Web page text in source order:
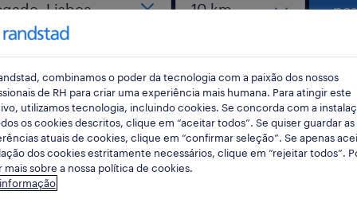
Lisboa encontradas para ti
combinamos o poder da tecnologia com a paixão dos nossos
de RH para criar uma experiência mais humana. Para atingir este
utilizamos tecnologia, incluindo cookies. Se concorda com a
os cookies descritos, clique em “aceitar todos”. Se quiser guardar as
atuais de cookies, clique em “confirmar seleção”. Se apenas
dos cookies estritamente necessários, clique em “rejeitar todos”.
mais sobre a nossa política de cookies.